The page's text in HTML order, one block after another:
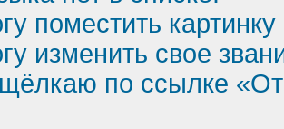
поместить
изменить свое
по ссылке